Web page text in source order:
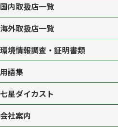
国内取扱店一覧
海外取扱店一覧
環境情報調査・証明書類
用語集
七星ダイカスト
会社案内